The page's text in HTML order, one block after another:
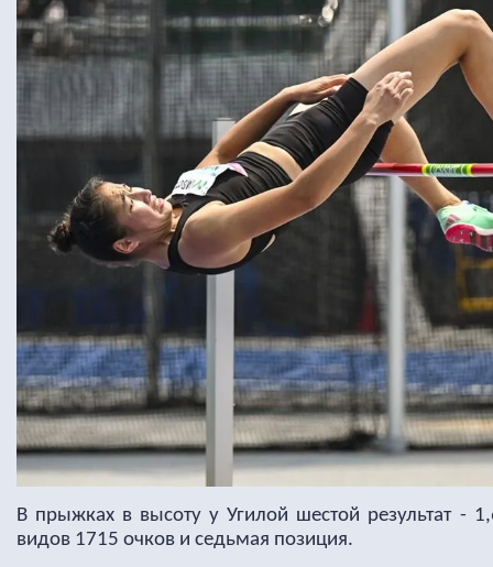
В прыжках в высоту у Угилой шестой результат -
видов 1715 очков и седьмая позиция.